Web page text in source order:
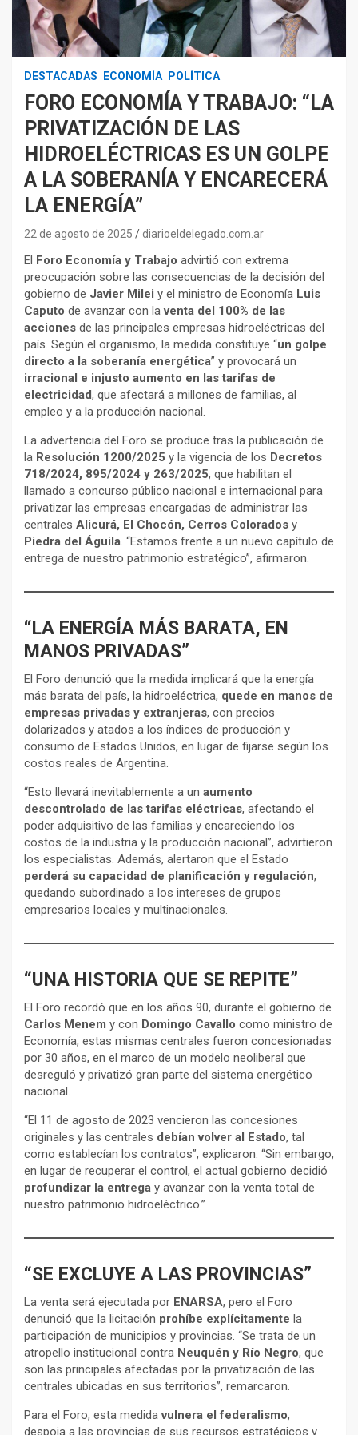
DESTACADAS ECONOMÍA POLÍTICA
FORO ECONOMÍA Y TRABAJO: “LA
PRIVATIZACIÓN DE LAS
HIDROELÉCTRICAS ES UN GOLPE
A LA SOBERANÍA Y ENCARECERÁ
LA ENERGÍA”
22 de agosto de 2025 diarioeldelegado.com.ar
El Foro Economía y Trabajo advirtió con extrema
preocupación sobre las consecuencias de la decisión del
gobierno de Javier Milei y el ministro de Economía Luis
Caputo de avanzar con laventa del 100% de las
acciones de las principales empresas hidroeléctricas del
país. Según el organismo, la medida constituye “un golpe
directo a la soberanía energética” y provocará un
irracional e injusto aumento en las tarifas de
electricidad, que afectará a millones de familias, al
empleo y a la producción nacional.
La advertencia del Foro se produce tras la publicación de
la Resolución 1200/2025 y la vigencia de los Decretos
718/2024, 895/2024 y 263/2025, que habilitan el
llamado a concurso público nacional e internacional para
privatizar las empresas encargadas de administrar las
centrales Alicurá, El Chocón, Cerros Colorados y
Piedra del Águila. “Estamos frente a un nuevo capítulo de
entrega de nuestro patrimonio estratégico”, afirmaron.
“LA ENERGÍA MÁS BARATA, EN
MANOS PRIVADAS”
El Foro denunció que la medida implicará que la energía
más barata del país, la hidroeléctrica, quede en manos de
empresas privadas y extranjeras, con precios
dolarizados y atados a los índices de producción y
consumo de Estados Unidos, en lugar de fijarse según los
costos reales de Argentina.
“Esto llevará inevitablemente a un aumento
descontrolado de las tarifas eléctricas, afectando el
poder adquisitivo de las familias y encareciendo los
costos de la industria y la producción nacional”, advirtieron
los especialistas. Además, alertaron que el Estado
perderá su capacidad de planificación y regulación,
quedando subordinado a los intereses de grupos
empresarios locales y multinacionales.
“UNA HISTORIA QUE SE REPITE”
El Foro recordó que en los años 90, durante el gobierno de
Carlos Menem y con Domingo Cavallo como ministro de
Economía, estas mismas centrales fueron concesionadas
por 30 años, en el marco de un modelo neoliberal que
desreguló y privatizó gran parte del sistema energético
nacional.
“El 11 de agosto de 2023 vencieron las concesiones
originales y las centrales debían volver al Estado, tal
como establecían los contratos”, explicaron. “Sin embargo,
en lugar de recuperar el control, el actual gobierno decidió
profundizar la entrega y avanzar con la venta total de
nuestro patrimonio hidroeléctrico.”
“SE EXCLUYE A LAS PROVINCIAS”
La venta será ejecutada por ENARSA, pero el Foro
denunció que la licitación prohíbe explícitamente la
participación de municipios y provincias. “Se trata de un
atropello institucional contra Neuquén y Río Negro, que
son las principales afectadas por la privatización de las
centrales ubicadas en sus territorios”, remarcaron.
Para el Foro, esta medidavulnera el federalismo,
despoja a las provincias de sus recursos estratégicos y